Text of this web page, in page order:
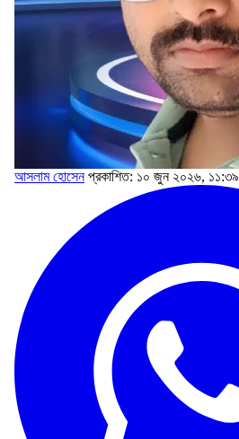
আসলাম হোসেন প্রকাশিত: ১০ জুন ২০২৬, ১১:৩৯